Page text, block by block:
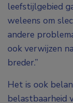
leefstijlgebied
weleens om
andere
ook verwijzen
breder.”
Het is ook
belastbaarheid